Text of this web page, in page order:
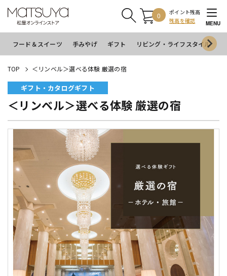
0
ポイント残高
残高を確認
MENU
フード＆スイーツ 手みやげ ギフト リビング・ライフスタイル
TOP ＜リンベル＞選べる体験 厳選の宿
ギフト・カタログギフト
＜リンベル＞選べる体験 厳選の宿